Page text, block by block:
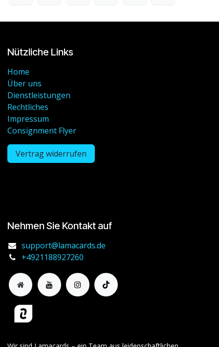
Nützliche Links
Home
Über uns
Dienstleistungen
Rechtliches
Impressum
Consignment Flyer
Vertrag widerrufen
Nehmen Sie Kontakt auf
support@lamacards.de
+4921188927260